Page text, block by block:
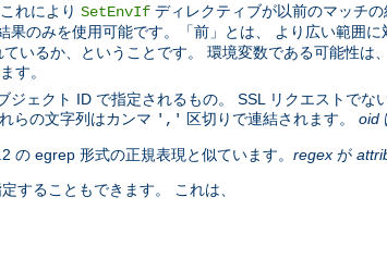
れにより SetEnvIf ディレクティブが以前のマッチ
果のみを使用可能です。「前」とは、 より広い範囲
いるか、ということです。 環境変数である可能性は
す。
ジェクト ID で指定されるもの。 SSL リクエストでな
らの文字列はカンマ ',' 区切りで連結されます。 oid
の egrep 形式の正規表現と似ています。 regex が
することもできます。 これは、